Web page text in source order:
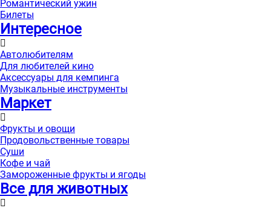
Романтический ужин
Билеты
Интересноe
Автолюбителям
Для любителей кино
Аксессуары для кемпинга
Музыкальные инструменты
Маркет
Фрукты и овощи
Продовольственные товары
Суши
Кофе и чай
Замороженные фрукты и ягоды
Все для животных